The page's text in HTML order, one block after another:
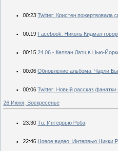
00:23 Twitter: Кристен пожертвовала
00:19 Facebook: Николь Кидман
00:15 24.06 - Келлан Латц в Нью-
00:06 Обновление альбома: Чарли
00:06 Twitter: Новый рассказ
26 Июня, Воскресенье
23:30 Tu: Интервью Роба
22:46 Новое видео: Интервью Никки